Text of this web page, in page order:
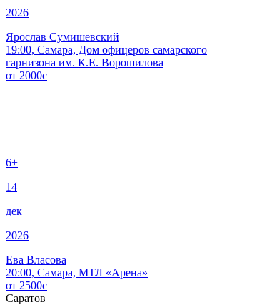
2026
Ярослав Сумишевский
19:00, Самара, Дом офицеров самарского
гарнизона им. К.Е. Ворошилова
от 2000c
6+
14
дек
2026
Ева Власова
20:00, Самара, МТЛ «Арена»
от 2500c
Саратов